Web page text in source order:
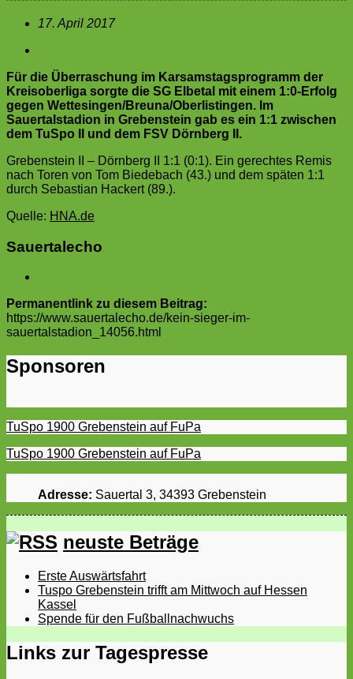
17. April 2017
Für die Überraschung im Karsamstagsprogramm der
Kreisoberliga sorgte die SG Elbetal mit einem 1:0-Erfolg
gegen Wettesingen/Breuna/Oberlistingen. Im
Sauertalstadion in Grebenstein gab es ein 1:1 zwischen
dem TuSpo II und dem FSV Dörnberg II.
Grebenstein II – Dörnberg II 1:1 (0:1). Ein gerechtes Remis
nach Toren von Tom Biedebach (43.) und dem späten 1:1
durch Sebastian Hackert (89.).
Quelle: HNA.de
Sauertalecho
Permanentlink zu diesem Beitrag:
https://www.sauertalecho.de/kein-sieger-im-
sauertalstadion_14056.html
Sponsoren
TuSpo 1900 Grebenstein auf FuPa
TuSpo 1900 Grebenstein auf FuPa
Adresse: Sauertal 3, 34393 Grebenstein
neuste Beträge
Erste Auswärtsfahrt
Tuspo Grebenstein trifft am Mittwoch auf Hessen
Kassel
Spende für den Fußballnachwuchs
Links zur Tagespresse